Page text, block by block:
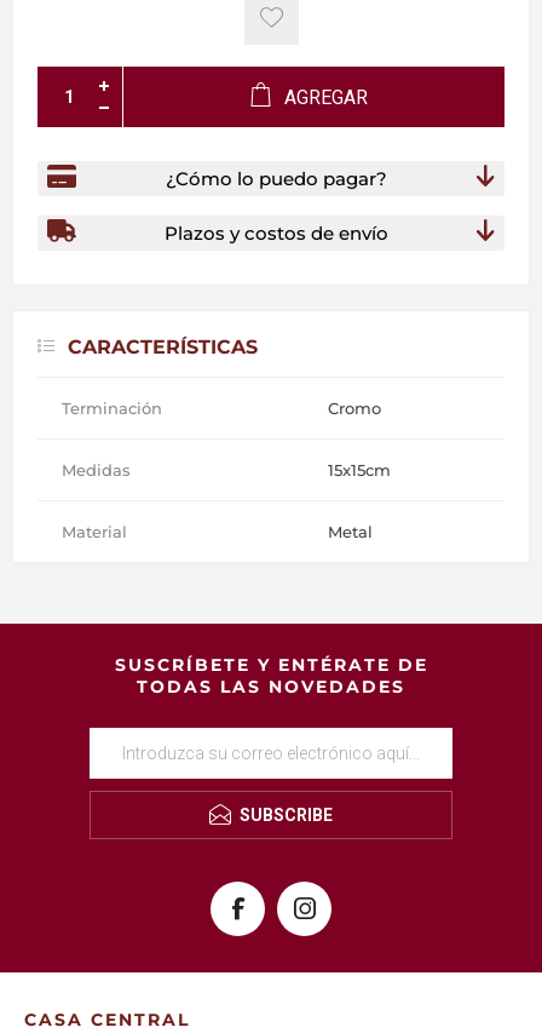
AGREGAR
¿Cómo lo puedo pagar?
Plazos y costos de envío
CARACTERÍSTICAS
Terminación Cromo
Medidas 15x15cm
Material Metal
SUSCRÍBETE Y ENTÉRATE DE
TODAS LAS NOVEDADES
SUBSCRIBE
CASA CENTRAL